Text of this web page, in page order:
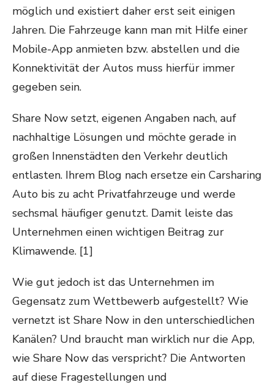
möglich und existiert daher erst seit einigen
Jahren. Die Fahrzeuge kann man mit Hilfe einer
Mobile-App anmieten bzw. abstellen und die
Konnektivität der Autos muss hierfür immer
gegeben sein.
Share Now setzt, eigenen Angaben nach, auf
nachhaltige Lösungen und möchte gerade in
großen Innenstädten den Verkehr deutlich
entlasten. Ihrem Blog nach ersetze ein Carsharing
Auto bis zu acht Privatfahrzeuge und werde
sechsmal häufiger genutzt. Damit leiste das
Unternehmen einen wichtigen Beitrag zur
Klimawende. [1]
Wie gut jedoch ist das Unternehmen im
Gegensatz zum Wettbewerb aufgestellt? Wie
vernetzt ist Share Now in den unterschiedlichen
Kanälen? Und braucht man wirklich nur die App,
wie Share Now das verspricht? Die Antworten
auf diese Fragestellungen und